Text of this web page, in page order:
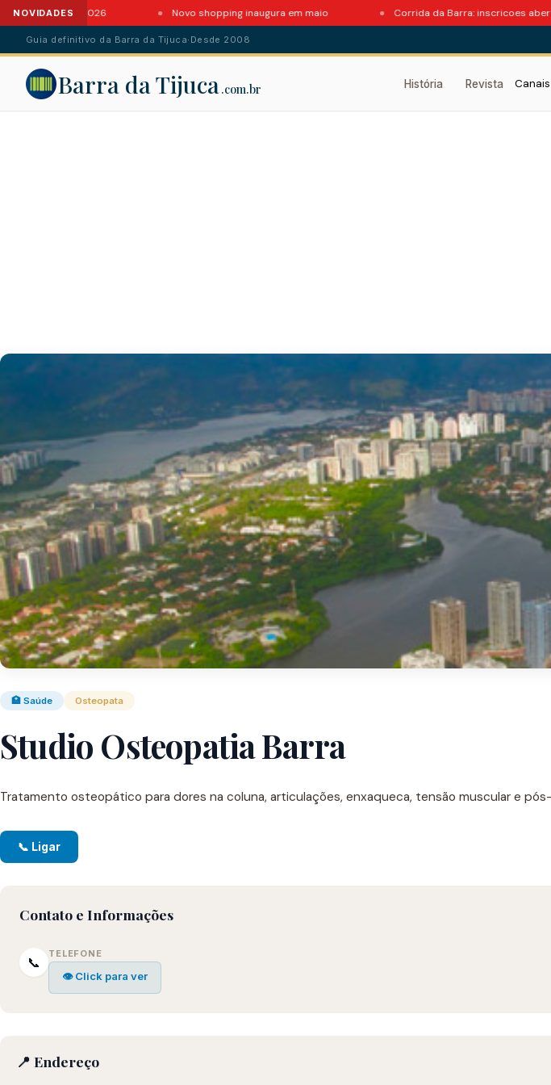
NOVIDADES
em 2026 Novo shopping inaugura em maio Corrida da Barra: inscricoes abertas
Guia definitivo da Barra da Tijuca· Desde 2008
Barra da Tijuca .com.br História Revista
🏥 Saúde Osteopata
Studio Osteopatia Barra
Tratamento osteopático para dores na coluna, articulações, enxaqueca, tensão muscular e
📞 Ligar
Contato e Informações
📞
TELEFONE
👁 Click para ver
📍 Endereço